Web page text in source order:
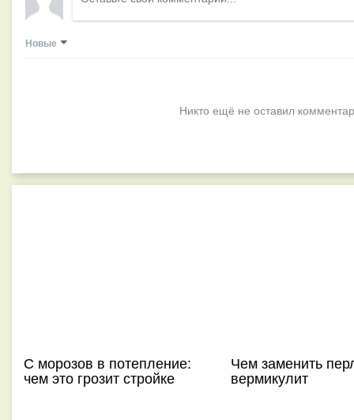
Новые
Никто ещё не оставил
С морозов в потепление:
чем это грозит стройке
Чем заменить
вермикулит